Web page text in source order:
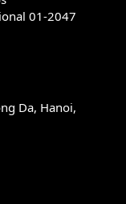
(1) ,
Gran
,
para
01-2047
Da, Hanoi,